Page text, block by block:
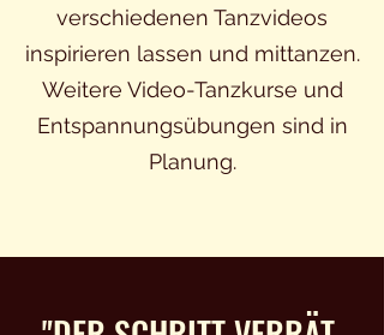
verschiedenen Tanzvideos
inspirieren lassen und mittanzen.
Weitere Video-Tanzkurse und
Entspannungsübungen sind in
Planung.